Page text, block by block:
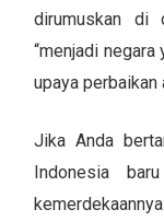
dirumuskan di
“menjadi negara
upaya perbaikan
Jika Anda
Indonesia